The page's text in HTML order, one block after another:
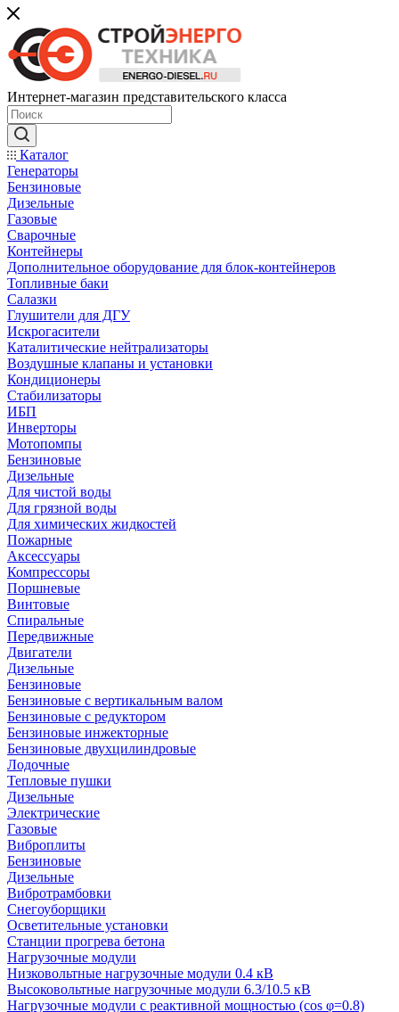
Интернет-магазин представительского класса
Каталог
Генераторы
Бензиновые
Дизельные
Газовые
Сварочные
Контейнеры
Дополнительное оборудование для блок-контейнеров
Топливные баки
Салазки
Глушители для ДГУ
Искрогасители
Каталитические нейтрализаторы
Воздушные клапаны и установки
Кондиционеры
Стабилизаторы
ИБП
Инверторы
Мотопомпы
Бензиновые
Дизельные
Для чистой воды
Для грязной воды
Для химических жидкостей
Пожарные
Аксессуары
Компрессоры
Поршневые
Винтовые
Спиральные
Передвижные
Двигатели
Дизельные
Бензиновые
Бензиновые с вертикальным валом
Бензиновые с редуктором
Бензиновые инжекторные
Бензиновые двухцилиндровые
Лодочные
Тепловые пушки
Дизельные
Электрические
Газовые
Виброплиты
Бензиновые
Дизельные
Вибротрамбовки
Снегоуборщики
Осветительные установки
Станции прогрева бетона
Нагрузочные модули
Низковольтные нагрузочные модули 0.4 кВ
Высоковольтные нагрузочные модули 6.3/10.5 кВ
Нагрузочные модули с реактивной мощностью (cos φ=0.8)